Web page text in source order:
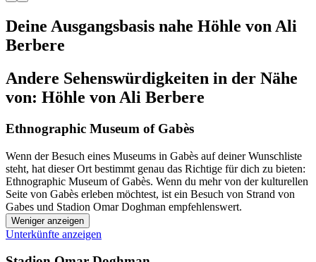
Deine Ausgangsbasis nahe Höhle von Ali
Berbere
Andere Sehenswürdigkeiten in der Nähe
von: Höhle von Ali Berbere
Ethnographic Museum of Gabès
Wenn der Besuch eines Museums in Gabès auf deiner Wunschliste
steht, hat dieser Ort bestimmt genau das Richtige für dich zu bieten:
Ethnographic Museum of Gabès. Wenn du mehr von der kulturellen
Seite von Gabès erleben möchtest, ist ein Besuch von Strand von
Gabes und Stadion Omar Doghman empfehlenswert.
Weniger anzeigen
Unterkünfte anzeigen